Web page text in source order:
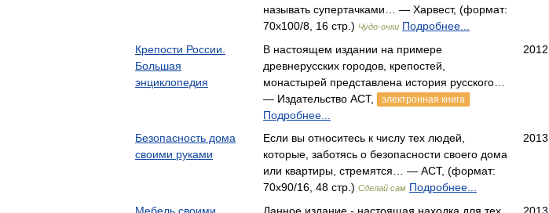
называть супертачками… — Харвест, (формат:
70x100/8, 16 стр.) Чудо-очки Подробнее...
Крепости России.
Большая
энциклопедия
В настоящем издании на примере
древнерусских городов, крепостей,
монастырей представлена история русского…
— Издательство АСТ,
электронная книга
Подробнее...
2012
Безопасность дома
своими руками
Если вы относитесь к числу тех людей,
которые, заботясь о безопасности своего дома
или квартиры, стремятся… — АСТ, (формат:
70x90/16, 48 стр.) Сделай сам Подробнее...
2013